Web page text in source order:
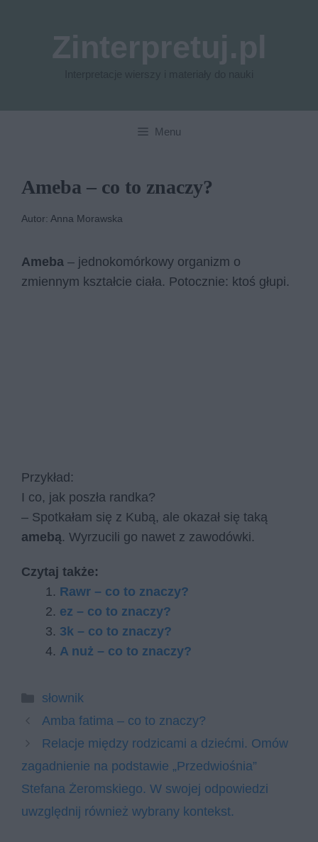
Menu
Ameba – co to znaczy?
Autor: Anna Morawska
Ameba – jednokomórkowy organizm o
zmiennym kształcie ciała. Potocznie: ktoś głupi.
Przykład:
I co, jak poszła randka?
– Spotkałam się z Kubą, ale okazał się taką
amebą. Wyrzucili go nawet z zawodówki.
Czytaj także:
Rawr – co to znaczy?
ez – co to znaczy?
3k – co to znaczy?
A nuż – co to znaczy?
Kategorie
słownik
Amba fatima – co to znaczy?
Relacje między rodzicami a dziećmi. Omów
zagadnienie na podstawie „Przedwiośnia”
Stefana Żeromskiego. W swojej odpowiedzi
uwzględnij również wybrany kontekst.